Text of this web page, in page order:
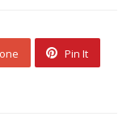
Pin It